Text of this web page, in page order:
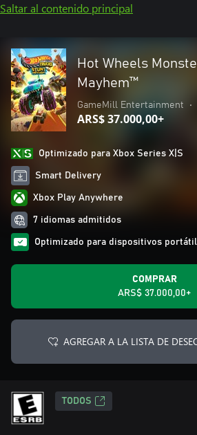
Saltar al contenido principal
Hot Wheels
Mayhem™
GameMill Entertainment •
ARS$ 37.000,00+
Optimizado para Xbox Series X|S
Smart Delivery
Xbox Play Anywhere
7 idiomas admitidos
Optimizado para dispositivos
COMPRAR
ARS$ 37.000,00+
AGREGAR A LA LISTA DE
TODOS